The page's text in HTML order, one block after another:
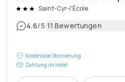
Saint-Cyr-l'École
4.6/5|11 Bewertungen
Kostenlose Stornierung
Zahlung im Hotel